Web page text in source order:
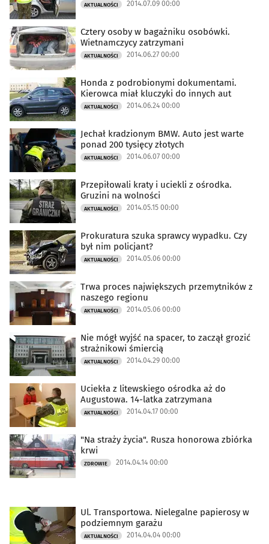
AKTUALNOŚCI 2014.07.09 00:00
Cztery osoby w bagażniku osobówki.
Wietnamczycy zatrzymani
AKTUALNOŚCI 2014.06.27 00:00
Honda z podrobionymi dokumentami.
Kierowca miał kluczyki do innych aut
AKTUALNOŚCI 2014.06.24 00:00
Jechał kradzionym BMW. Auto jest warte
ponad 200 tysięcy złotych
AKTUALNOŚCI 2014.06.07 00:00
Przepiłowali kraty i uciekli z ośrodka.
Gruzini na wolności
AKTUALNOŚCI 2014.05.15 00:00
Prokuratura szuka sprawcy wypadku. Czy
był nim policjant?
AKTUALNOŚCI 2014.05.06 00:00
Trwa proces największych przemytników z
naszego regionu
AKTUALNOŚCI 2014.05.06 00:00
Nie mógł wyjść na spacer, to zaczął grozić
strażnikowi śmiercią
AKTUALNOŚCI 2014.04.29 00:00
Uciekła z litewskiego ośrodka aż do
Augustowa. 14-latka zatrzymana
AKTUALNOŚCI 2014.04.17 00:00
"Na straży życia". Rusza honorowa zbiórka
krwi
ZDROWIE 2014.04.14 00:00
Ul. Transportowa. Nielegalne papierosy w
podziemnym garażu
AKTUALNOŚCI 2014.04.04 00:00